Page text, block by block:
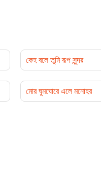
কেহ বলে তুমি রূপ সুন্দর
মোর ঘুমঘোরে এলে মনোহর